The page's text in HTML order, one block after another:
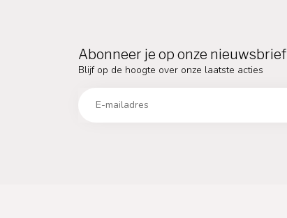
Abonneer je op onze nieuwsbrief
Blijf op de hoogte over onze laatste acties